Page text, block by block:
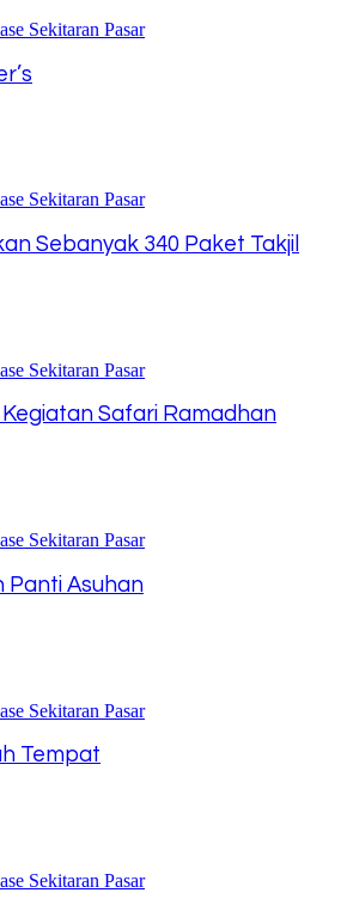
Sebanyak 340 Paket Takjil
Safari Ramadhan
Panti Asuhan
Tempat